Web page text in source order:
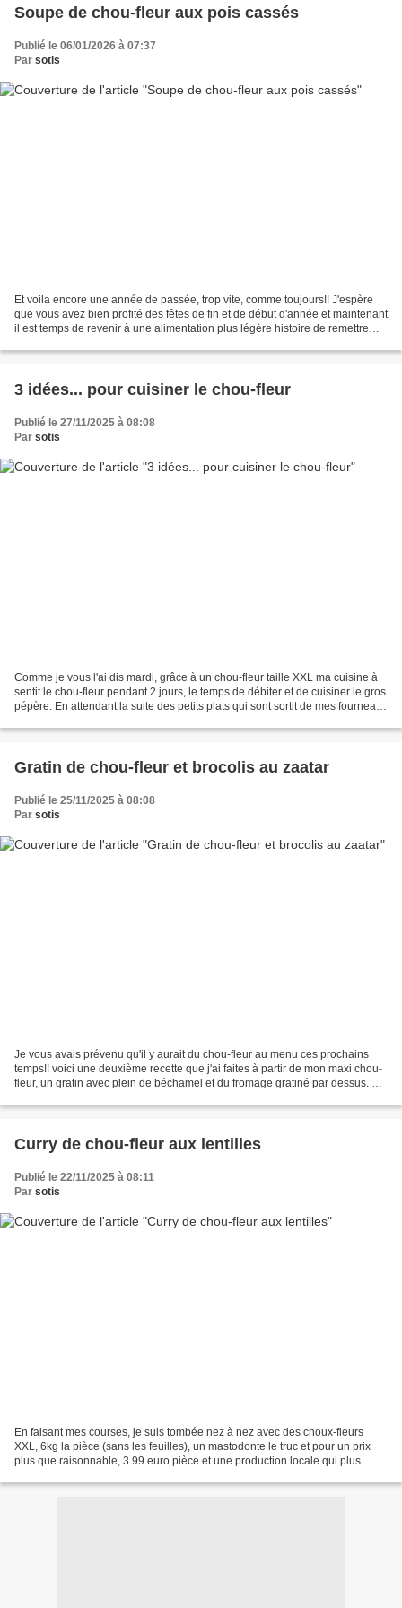
Soupe de chou-fleur aux pois cassés
Publié le 06/01/2026 à 07:37
Par sotis
Et voila encore une année de passée, trop vite, comme toujours!! J'espère
que vous avez bien profité des fêtes de fin et de début d'année et maintenant
il est temps de revenir à une alimentation plus légère histoire de remettre
3 idées... pour cuisiner le chou-fleur
Publié le 27/11/2025 à 08:08
Par sotis
Comme je vous l'ai dis mardi, grâce à un chou-fleur taille XXL ma cuisine à
sentit le chou-fleur pendant 2 jours, le temps de débiter et de cuisiner le gros
pépère. En attendant la suite des petits plats qui sont sortit de mes fourneaux
Gratin de chou-fleur et brocolis au zaatar
Publié le 25/11/2025 à 08:08
Par sotis
Je vous avais prévenu qu'il y aurait du chou-fleur au menu ces prochains
temps!! voici une deuxième recette que j'ai faites à partir de mon maxi chou-
fleur, un gratin avec plein de béchamel et du fromage gratiné par dessus. Le
Curry de chou-fleur aux lentilles
Publié le 22/11/2025 à 08:11
Par sotis
En faisant mes courses, je suis tombée nez à nez avec des choux-fleurs
XXL, 6kg la pièce (sans les feuilles), un mastodonte le truc et pour un prix
plus que raisonnable, 3.99 euro pièce et une production locale qui plus